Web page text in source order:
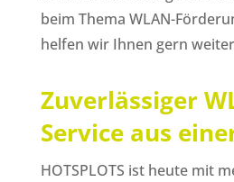
beim Thema WLAN-
helfen wir Ihnen gern
Zuverlässiger
Service aus
HOTSPLOTS ist heute mit